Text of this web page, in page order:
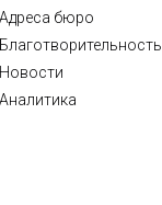
Адреса бюро
Благотворительность
Новости
Аналитика